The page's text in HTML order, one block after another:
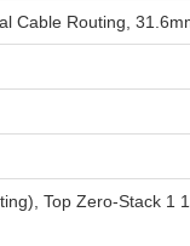
Cable Routing,
Top Zero-Stack